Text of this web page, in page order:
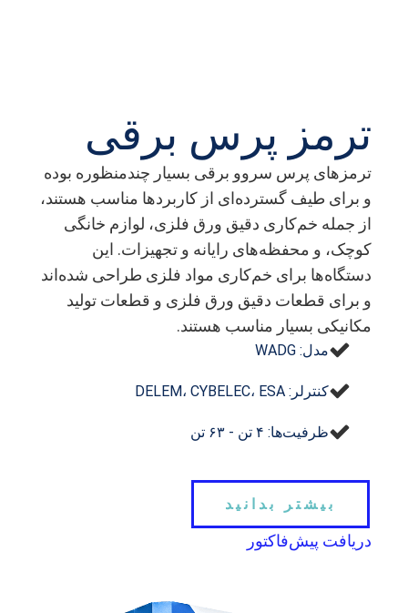
ترمز پرس برقی
ترمزهای پرس سروو برقی بسیار چندمنظوره بوده
و برای طیف گسترده‌ای از کاربردها مناسب هستند،
از جمله خم‌کاری دقیق ورق فلزی، لوازم خانگی
کوچک، و محفظه‌های رایانه و تجهیزات. این
دستگاه‌ها برای خم‌کاری مواد فلزی طراحی شده‌اند
و برای قطعات دقیق ورق فلزی و قطعات تولید
مکانیکی بسیار مناسب هستند.
مدل: WADG
کنترلر: DELEM، CYBELEC، ESA
ظرفیت‌ها: ۴ تن - ۶۳ تن
بیشتر بدانید
دریافت پیش‌فاکتور